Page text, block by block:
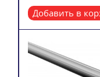
Добавить в